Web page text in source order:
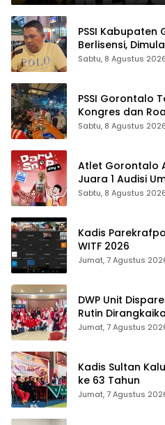
PSSI
Berlisensi,
Sabtu, 8 Agustus
PSSI Gorontalo
Kongres dan
Sabtu, 8 Agustus
Atlet Gorontalo
Juara 1 Audisi
Makassar
Sabtu, 8 Agustus
Kadis
WITF 2026
Jumat, 7 Agustus
DWP Unit
Rutin
Stres
Jumat, 7 Agustus
Kadis Sultan
ke 63 Tahun
Jumat, 7 Agustus